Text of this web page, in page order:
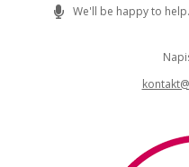
We'll be happy to